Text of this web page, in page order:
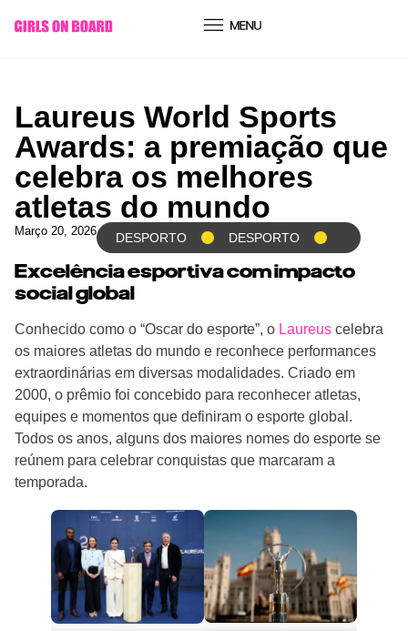
conteúdo
Laureus World Sports
Awards: a premiação que
celebra os melhores
atletas do mundo
Março 20, 2026 DESPORTO DESPORTO
Excelência esportiva com impacto
social global
Conhecido como o “Oscar do esporte”, o Laureus celebra
os maiores atletas do mundo e reconhece performances
extraordinárias em diversas modalidades. Criado em
2000, o prêmio foi concebido para reconhecer atletas,
equipes e momentos que definiram o esporte global.
Todos os anos, alguns dos maiores nomes do esporte se
reúnem para celebrar conquistas que marcaram a
temporada.